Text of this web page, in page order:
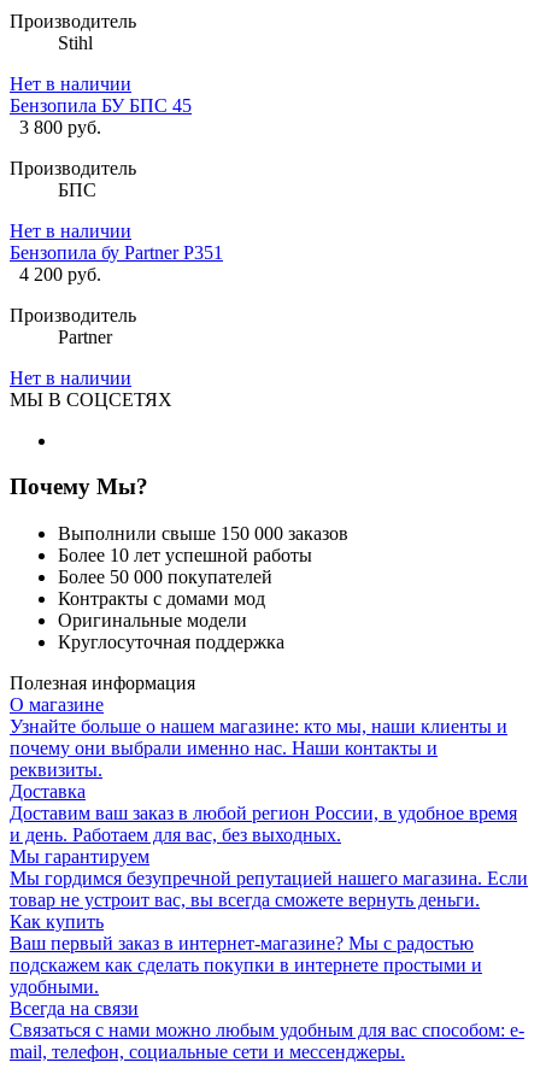
Производитель
Stihl
Нет в наличии
Бензопила БУ БПС 45
3 800 руб.
Производитель
БПС
Нет в наличии
Бензопила бу Рartner Р351
4 200 руб.
Производитель
Partner
Нет в наличии
МЫ В СОЦСЕТЯХ
Почему Мы?
Выполнили свыше 150 000 заказов
Более 10 лет успешной работы
Более 50 000 покупателей
Контракты с домами мод
Оригинальные модели
Круглосуточная поддержка
Полезная информация
О магазине
Узнайте больше о нашем магазине: кто мы, наши клиенты и
почему они выбрали именно нас. Наши контакты и
реквизиты.
Доставка
Доставим ваш заказ в любой регион России, в удобное время
и день. Работаем для вас, без выходных.
Мы гарантируем
Мы гордимся безупречной репутацией нашего магазина. Если
товар не устроит вас, вы всегда сможете вернуть деньги.
Как купить
Ваш первый заказ в интернет-магазине? Мы с радостью
подскажем как сделать покупки в интернете простыми и
удобными.
Всегда на связи
Связаться с нами можно любым удобным для вас способом: e-
mail, телефон, социальные сети и мессенджеры.